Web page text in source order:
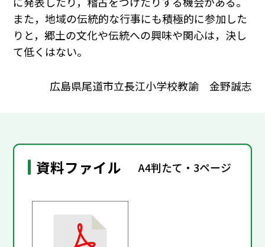
また，地域の伝統的な行事にも積極的に参加した
りと，郷土の文化や伝統への興味や関心は，決し
て低くはない。
広島県尾道市立長江小学校教諭 金野誠志
資料ファイル A4判たて・3ページ